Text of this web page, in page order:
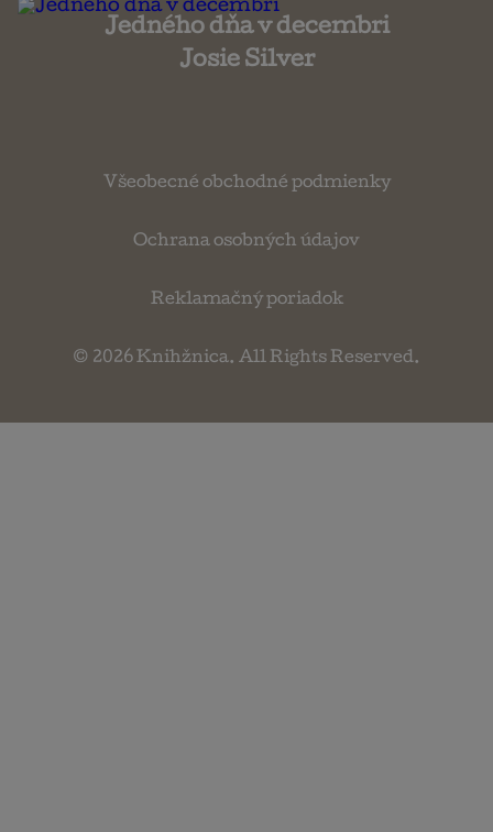
Jedného dňa v decembri
Josie Silver
Všeobecné obchodné podmienky
Ochrana osobných údajov
Reklamačný poriadok
© 2026 Knihžnica. All Rights Reserved.